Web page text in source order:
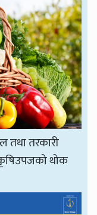
तथा तरकारी
थोक